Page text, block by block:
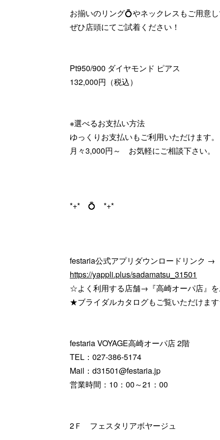
お揃いのリング💍やネックレスもご用意し
ぜひ店頭にてご試着ください！
Pt950/900 ダイヤモンド ピアス
132,000円（税込）
※選べるお支払い方法
ゆっくりお支払いもご利用いただけます。
月々3,000円～ お気軽にご相談下さい。
*+* 💍 *+*
festaria公式アプリダウンロードリンク →
https://yappli.plus/sadamatsu_31501
☆よく利用する店舗→『高崎オーパ店』
★ブライダルカタログもご覧いただけま
festaria VOYAGE高崎オーパ店 2階
TEL：027-386-5174
Mail：d31501@festaria.jp
営業時間：10：00～21：00
2Ｆ フェスタリアボヤージュ